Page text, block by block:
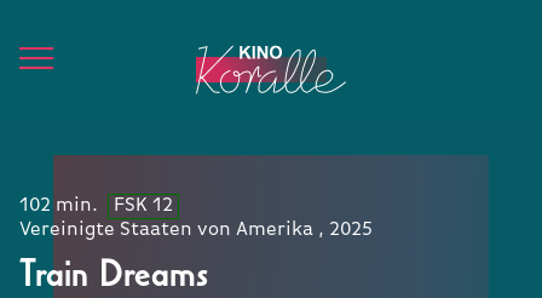
102 min.
FSK 12
Vereinigte Staaten von Amerika , 2025
Train Dreams